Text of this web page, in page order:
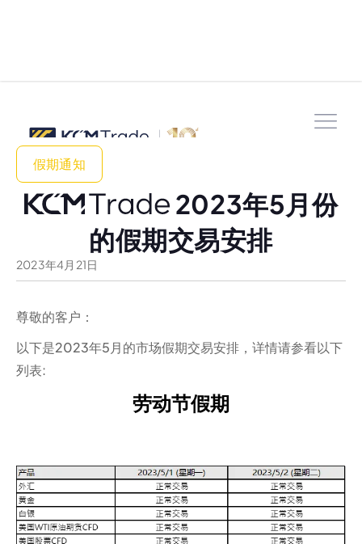
假期通知
2023年5月份
的假期交易安排
2023年4 月 21日
尊敬的客户：
以下是2023年5月的市场假期交易安排，详情请参看以下
列表:
劳动节假期